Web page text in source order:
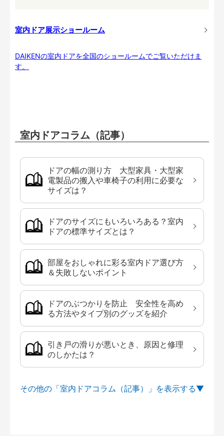
室内ドア展示ショールーム
DAIKENの室内ドアを全国のショールームでご覧いただけま
す。
室内ドアコラム（記事）
ドアの幅の測り方 大型家具・大型家
電製品の搬入や車椅子の利用に必要な
サイズは？
ドアのサイズにもいろいろある？室内
ドアの標準サイズとは？
部屋をおしゃれに彩る室内ドア選び方
＆失敗しないポイント
ドアのぶつかりを防止 安全性を高め
る方法やタイプ別のグッズを紹介
引き戸の滑りが悪いとき、原因と修理
のしかたは？
その他の「室内ドアコラム（記事）」を